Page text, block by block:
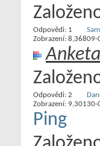
Odpovědi: 1
Zobrazení: 8,36809-
Anketa
Odpovědi: 2
Zobrazení: 9,30130-
Ping